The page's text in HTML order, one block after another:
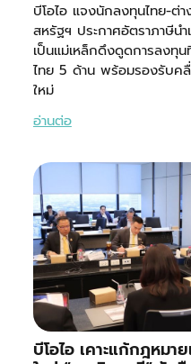
บีโอไอ แจงนักลงทุนไทย-ต่
สหรัฐฯ ประกาศอัตราภาษีนำ
เป็นแม่เหล็กดึงดูดการลงทุ
ไทย 5 ด้าน พร้อมรองรับคลื่
ใหม่
อ่านต่อ
บีโอไอ เคาะแก้กฎหมา